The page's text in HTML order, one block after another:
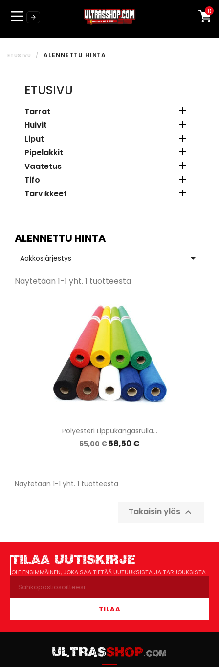
0
ETUSIVU ALENNETTU HINTA
ETUSIVU
Tarrat 
Huivit 
Liput 
Pipelakkit 
Vaatetus 
Tifo 
Tarvikkeet 
ALENNETTU HINTA
Aakkosjärjestys 
Näytetään 1-1 yht. 1 tuotteesta
Polyesteri Lippukangasrulla...
65,00 € 58,50 €
Näytetään 1-1 yht. 1 tuotteesta
Takaisin ylös 
TILAA UUTISKIRJE
OLE ENSIMMÄINEN, JOKA SAA TIETÄÄ UUTUUKSISTA JA TARJOUKSISTA
TILAA
ULTRASSHOP.COM